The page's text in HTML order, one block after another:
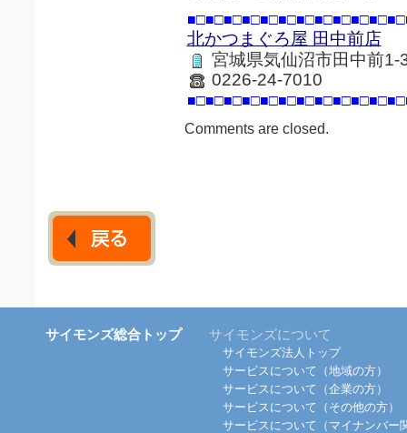
北かつまぐろ屋 田中前店
宮城県気仙沼市田中前1-
0226-24-7010
Comments are closed.
サイモンズ総合トップ サイモンズについて
サイモンズ法人トップ
サービスについて（地域の方）
サービスについて（企業の方）
サービスについて（その他の方）
サービスについて（マイナンバー